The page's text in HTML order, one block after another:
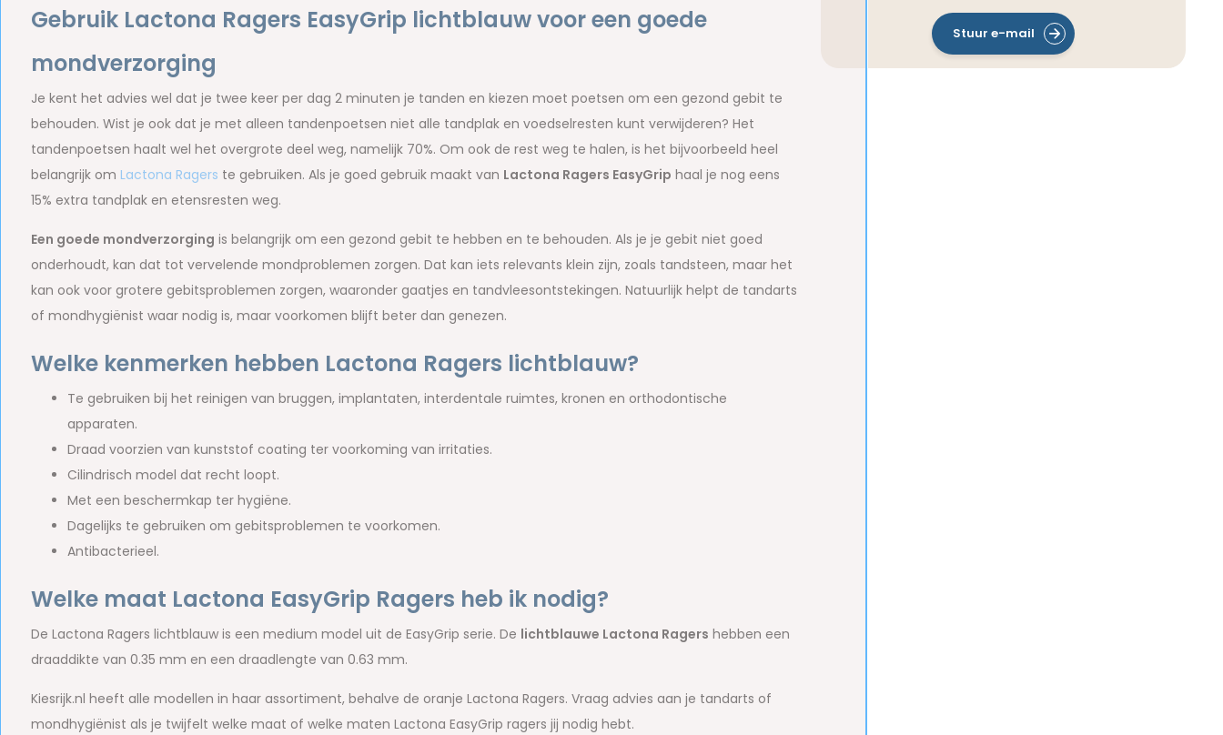
Gebruik Lactona Ragers EasyGrip lichtblauw voor een goede
mondverzorging
Je kent het advies wel dat je twee keer per dag 2 minuten je tanden en kiezen moet poetsen om een gezond gebit te
behouden. Wist je ook dat je met alleen tandenpoetsen niet alle tandplak en voedselresten kunt verwijderen? Het
tandenpoetsen haalt wel het overgrote deel weg, namelijk 70%. Om ook de rest weg te halen, is het bijvoorbeeld heel
belangrijk om Lactona Ragers te gebruiken. Als je goed gebruik maakt van Lactona Ragers EasyGrip haal je nog eens
15% extra tandplak en etensresten weg.
Een goede mondverzorging is belangrijk om een gezond gebit te hebben en te behouden. Als je je gebit niet goed
onderhoudt, kan dat tot vervelende mondproblemen zorgen. Dat kan iets relevants klein zijn, zoals tandsteen, maar het
kan ook voor grotere gebitsproblemen zorgen, waaronder gaatjes en tandvleesontstekingen. Natuurlijk helpt de tandarts
of mondhygiënist waar nodig is, maar voorkomen blijft beter dan genezen.
Welke kenmerken hebben Lactona Ragers lichtblauw?
Te gebruiken bij het reinigen van bruggen, implantaten, interdentale ruimtes, kronen en orthodontische
apparaten.
Draad voorzien van kunststof coating ter voorkoming van irritaties.
Cilindrisch model dat recht loopt.
Met een beschermkap ter hygiëne.
Dagelijks te gebruiken om gebitsproblemen te voorkomen.
Antibacterieel.
Welke maat Lactona EasyGrip Ragers heb ik nodig?
De Lactona Ragers lichtblauw is een medium model uit de EasyGrip serie. De lichtblauwe Lactona Ragers hebben een
draaddikte van 0.35 mm en een draadlengte van 0.63 mm.
Kiesrijk.nl heeft alle modellen in haar assortiment, behalve de oranje Lactona Ragers. Vraag advies aan je tandarts of
mondhygiënist als je twijfelt welke maat of welke maten Lactona EasyGrip ragers jij nodig hebt.
Stuur e-mail